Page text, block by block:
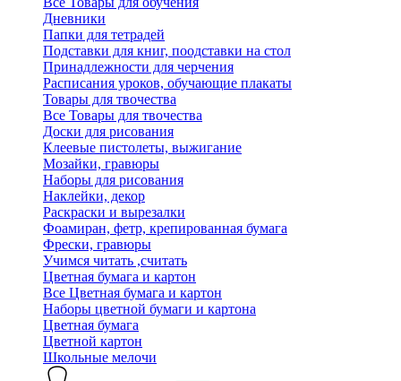
Дневники
Папки для тетрадей
Подставки для книг, поодставки на стол
Принадлежности для черчения
Расписания уроков, обучающие плакаты
Товары для твочества
Все Товары для твочества
Доски для рисования
Клеевые пистолеты, выжигание
Мозайки, гравюры
Наборы для рисования
Наклейки, декор
Раскраски и вырезалки
Фоамиран, фетр, крепированная бумага
Фрески, гравюры
Учимся читать ,считать
Цветная бумага и картон
Все Цветная бумага и картон
Наборы цветной бумаги и картона
Цветная бумага
Цветной картон
Школьные мелочи